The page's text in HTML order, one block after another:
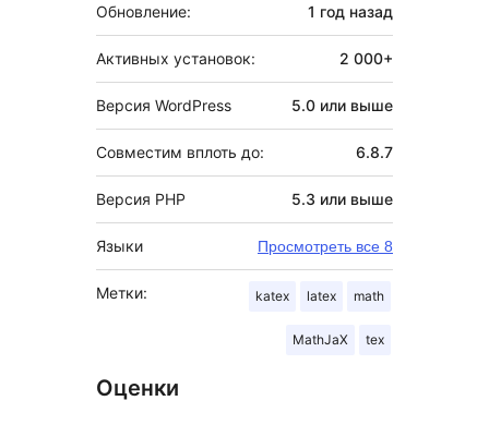
Обновление: 1 год назад
Активных установок: 2 000+
Версия WordPress 5.0 или выше
Совместим вплоть до: 6.8.7
Версия PHP 5.3 или выше
Языки Просмотреть все 8
Метки: katex latex math
MathJaX tex
Оценки